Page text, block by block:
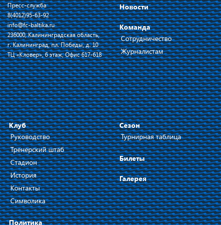
Пресс-служба
8(4012)95-63-92
info@fc-baltika.ru
236000, Калининградская область,
г. Калининград, пл. Победы, д. 10
ТЦ «Кловер», 6 этаж, Офис 617-618
Новости
Команда
Сотрудничество
Журналистам
Клуб
Руководство
Тренерский штаб
Стадион
История
Контакты
Символика
Политика
Сезон
Турнирная таблица
Билеты
Галерея